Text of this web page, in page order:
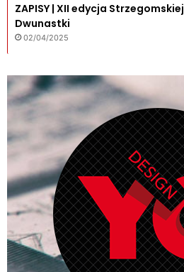
ZAPISY | XII edycja Strzegomskiej
Dwunastki
02/04/2025